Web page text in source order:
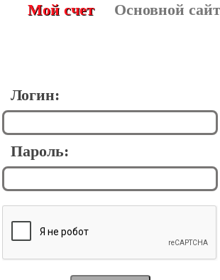
Мой счет Основной сайт
Логин:
Пароль: